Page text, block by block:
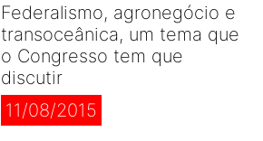
Federalismo, agronegócio e
transoceânica, um tema que
o Congresso tem que
discutir
11/08/2015